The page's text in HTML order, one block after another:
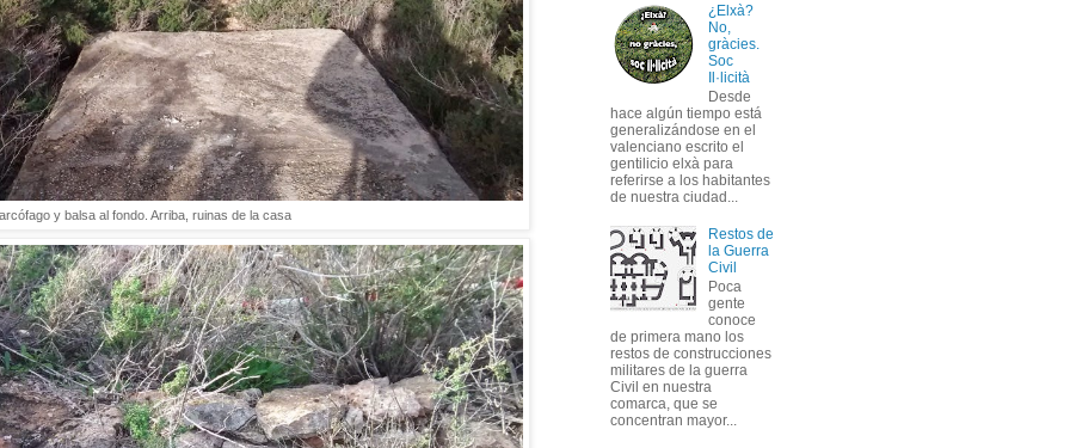
y balsa al fondo. Arriba, ruinas de la casa
¿Elxà?
No,
gràcies.
Soc
Il·licità
Desde
hace algún tiempo está
generalizándose en el
valenciano escrito el
gentilicio elxà para
referirse a los habitantes
de nuestra ciudad...
Restos de
la Guerra
Civil
Poca
gente
conoce
de primera mano los
restos de construcciones
militares de la guerra
Civil en nuestra
comarca, que se
concentran mayor...